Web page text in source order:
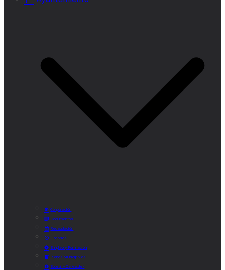
Corporación
Documentos
Recaudación
Horarios
Empleo y Formación
Plenos Municipales
Boletín «De Valde»